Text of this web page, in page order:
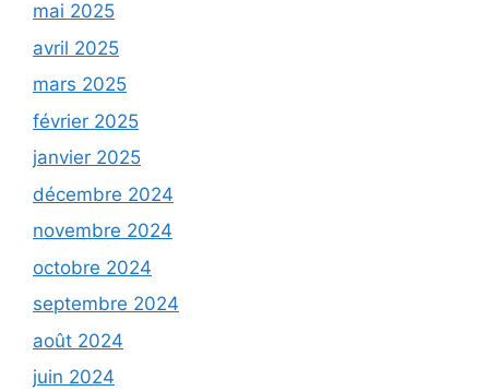
mai 2025
avril 2025
mars 2025
février 2025
janvier 2025
décembre 2024
novembre 2024
octobre 2024
septembre 2024
août 2024
juin 2024